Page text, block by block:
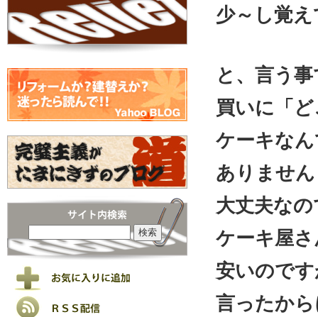
少～し覚
と、言う
買いに「
ケーキな
ありませ
大丈夫な
ケーキ屋
安いので
言ったか